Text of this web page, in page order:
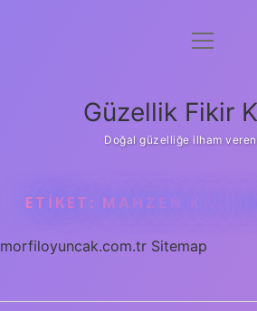
Anasayfa
Yasal Uyarı
menüyü
Güzellik Fikir
Doğal güzelliğe ilham
ETIKET: MAHZEN KAÇ
morfiloyuncak.com.tr Sitemap